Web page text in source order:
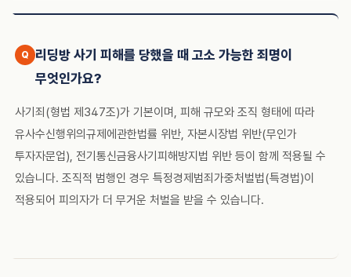
리딩방 사기 피해를 당했을 때 고소 가능한 죄명이
무엇인가요?
사기죄(형법 제347조)가 기본이며, 피해 규모와 조직 형태에 따라
유사수신행위의규제에관한법률 위반, 자본시장법 위반(무인가
투자자문업), 전기통신금융사기피해방지법 위반 등이 함께 적용될 수
있습니다. 조직적 범행인 경우 특정경제범죄가중처벌법(특경법)이
적용되어 피의자가 더 무거운 처벌을 받을 수 있습니다.